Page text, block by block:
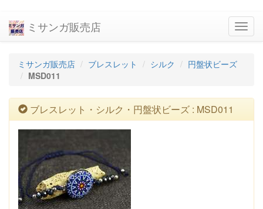
ミサンガ販売店
ミサンガ販売店 ブレスレット シルク
円盤状ビーズ
MSD011
ブレスレット・シルク・円盤状ビーズ : MSD011